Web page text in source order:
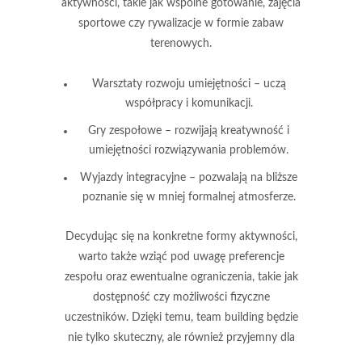
aktywności, takie jak wspólne gotowanie, zajęcia
sportowe czy rywalizacje w formie zabaw
terenowych.
Warsztaty rozwoju umiejętności – uczą
współpracy i komunikacji.
Gry zespołowe – rozwijają kreatywność i
umiejętności rozwiązywania problemów.
Wyjazdy integracyjne – pozwalają na bliższe
poznanie się w mniej formalnej atmosferze.
Decydując się na konkretne formy aktywności,
warto także wziąć pod uwagę preferencje
zespołu oraz ewentualne ograniczenia, takie jak
dostępność czy możliwości fizyczne
uczestników. Dzięki temu, team building będzie
nie tylko skuteczny, ale również przyjemny dla